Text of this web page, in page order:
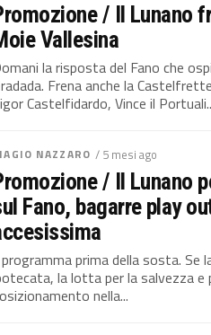
/ Il Lunano
Vallesina
la risposta del Fano che
Frena anche la
Castelfidardo, Vince il
NAZZARO / 5 mesi ago
/ Il Lunano
Fano, bagarre play
prima della sosta. Se
la lotta per la salvezza e
nella...